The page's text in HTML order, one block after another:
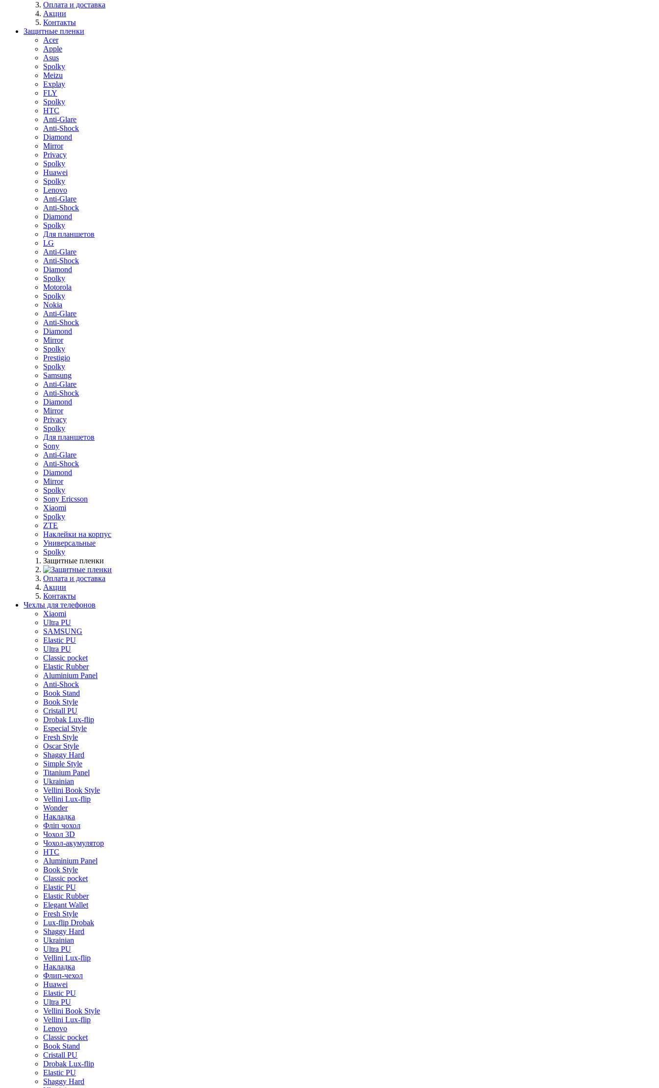
Оплата и доставка
Акции
Контакты
Защитные пленки
Acer
Apple
Asus
Spolky
Meizu
Explay
FLY
Spolky
HTC
Anti-Glare
Anti-Shock
Diamond
Mirror
Privacy
Spolky
Huawei
Spolky
Lenovo
Anti-Glare
Anti-Shock
Diamond
Spolky
Для планшетов
LG
Anti-Glare
Anti-Shock
Diamond
Spolky
Motorola
Spolky
Nokia
Anti-Glare
Anti-Shock
Diamond
Mirror
Spolky
Prestigio
Spolky
Samsung
Anti-Glare
Anti-Shock
Diamond
Mirror
Privacy
Spolky
Для планшетов
Sony
Anti-Glare
Anti-Shock
Diamond
Mirror
Spolky
Sony Ericsson
Xiaomi
Spolky
ZTE
Наклейки на корпус
Универсальные
Spolky
Защитные пленки
Оплата и доставка
Акции
Контакты
Чехлы для телефонов
Xiaomi
Ultra PU
SAMSUNG
Elastic PU
Ultra PU
Classic pocket
Elastic Rubber
Aluminium Panel
Anti-Shock
Book Stand
Book Style
Cristall PU
Drobak Lux-flip
Especial Style
Fresh Style
Oscar Style
Shaggy Hard
Simple Style
Titanium Panel
Ukrainian
Vellini Book Style
Vellini Lux-flip
Wonder
Накладка
Фліп чохол
Чохол 3D
Чохол-акумулятор
HTC
Aluminium Panel
Book Style
Classic pocket
Elastic PU
Elastic Rubber
Elegant Wallet
Fresh Style
Lux-flip Drobak
Shaggy Hard
Ukrainian
Ultra PU
Vellini Lux-flip
Накладка
Флип-чехол
Huawei
Elastic PU
Ultra PU
Vellini Book Style
Vellini Lux-flip
Lenovo
Classic pocket
Book Stand
Cristall PU
Drobak Lux-flip
Elastic PU
Shaggy Hard